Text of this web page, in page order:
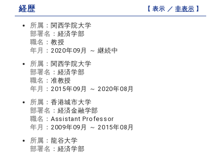
経歴 【 表示 ／非表示 】
所属： 関西学院大学
部署名： 経済学部
職名： 教授
年月： 2020年09月 ～ 継続中
所属： 関西学院大学
部署名： 経済学部
職名： 准教授
年月： 2015年09月 ～ 2020年08月
所属： 香港城市大学
部署名： 経済金融学部
職名： Assistant Professor
年月： 2009年09月 ～ 2015年08月
所属： 龍谷大学
部署名： 経済学部